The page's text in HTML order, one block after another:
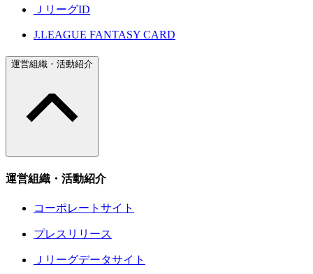
ＪリーグID
J.LEAGUE FANTASY CARD
運営組織・活動紹介
運営組織・活動紹介
コーポレートサイト
プレスリリース
Ｊリーグデータサイト